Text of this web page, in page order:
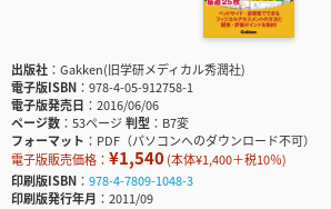
出版社
Gakken(旧学研メディカル秀潤社)
電子版ISBN
978-4-05-912758-1
電子版発売日
2016/06/06
ページ数
53ページ判型
B7変
フォーマット
PDF（パソコンへのダウンロード不可）
電子版販売価格： ¥1,540(本体¥1,400＋税10％)
印刷版ISBN
978-4-7809-1048-3
印刷版発行年月
2011/09